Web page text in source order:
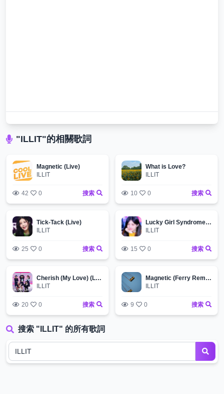
"ILLIT"的相關歌詞
Magnetic (Live)
ILLIT
42 0 搜索
What is Love?
ILLIT
10 0 搜索
Tick-Tack (Live)
ILLIT
25 0 搜索
Lucky Girl Syndrome (Live)
ILLIT
15 0 搜索
Cherish (My Love) (Live)
ILLIT
20 0 搜索
Magnetic (Ferry Remix)
ILLIT
9 0 搜索
搜索 "ILLIT" 的所有歌詞